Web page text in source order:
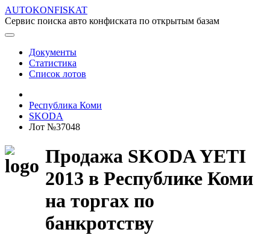
AUTOKONFISKAT
Сервис поиска авто конфиската по открытым базам
Документы
Статистика
Список лотов
Республика Коми
SKODA
Лот №37048
Продажа SKODA YETI
2013 в Республике Коми
на торгах по
банкротству